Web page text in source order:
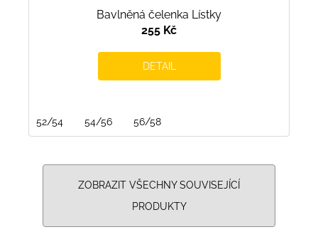
Bavlněná čelenka Lístky
255 Kč
DETAIL
52/54 54/56 56/58
ZOBRAZIT VŠECHNY SOUVISEJÍCÍ
PRODUKTY